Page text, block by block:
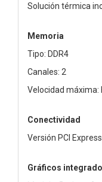
Solución térmica
Memoria
Tipo: DDR4
Canales: 2
Velocidad máxima:
Conectividad
Versión PCI
Gráficos